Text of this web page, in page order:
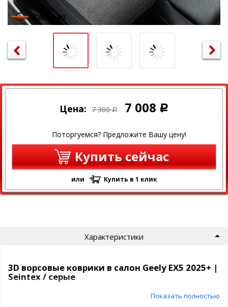
Цена: 7 300 Р 7 008 Р
Поторгуемся? Предложите Вашу цену!
Купить сейчас
или Купить в 1 клик
Характеристики
3D ворсовые коврики в салон Geely EX5 2025+ |
Seintex / серые
Премиальные автоковрики с точной
Показать полностью